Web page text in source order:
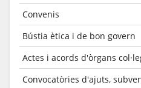
Convenis
Bústia ètica i de bon govern
Actes i acords d'òrgans
Convocatòries d'ajuts,